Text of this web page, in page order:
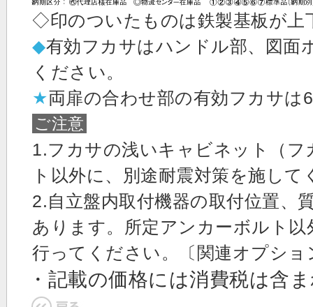
◇印のついたものは鉄製基板が上
◆有効フカサはハンドル部、図面
ください。
★両扉の合わせ部の有効フカサは
ご注意
1.フカサの浅いキャビネット（
ト以外に、別途耐震対策を施して
2.自立盤内取付機器の取付位置、
あります。所定アンカーボルト
行ってください。〔関連オプシ
・記載の価格には消費税は含